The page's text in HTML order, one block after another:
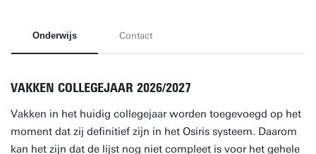
Onderwijs Contact
VAKKEN COLLEGEJAAR 2026/2027
Vakken in het huidig collegejaar worden toegevoegd op het
moment dat zij definitief zijn in het Osiris systeem. Daarom
kan het zijn dat de lijst nog niet compleet is voor het gehele